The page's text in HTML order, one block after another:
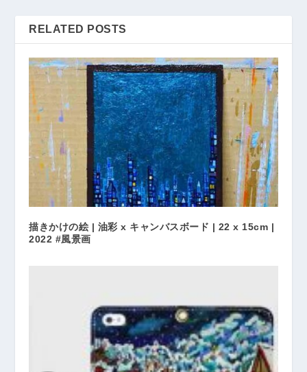
RELATED POSTS
描きかけの絵 | 油彩 x キャンバスボード | 22 x 15cm |
2022 #風景画